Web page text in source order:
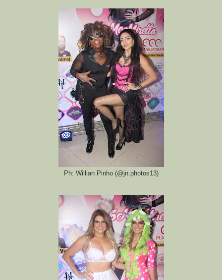
Ph: Willian Pinho (@jn.photos13)